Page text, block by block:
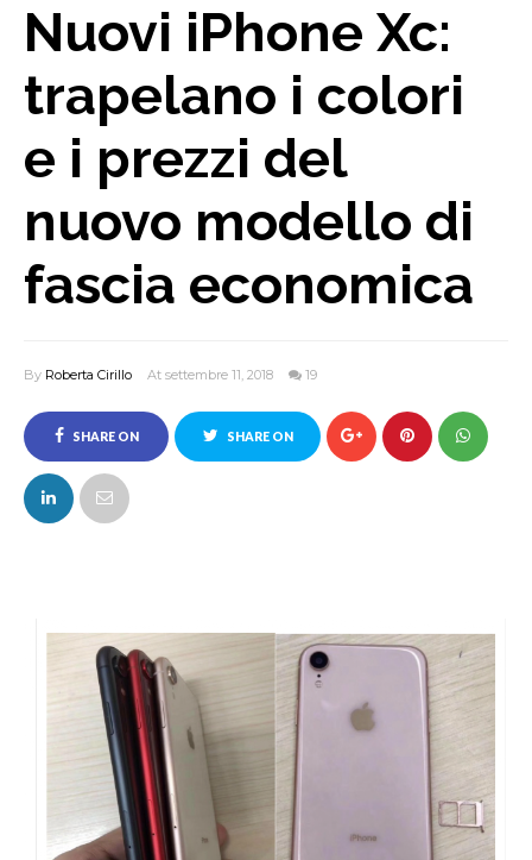
Nuovi iPhone Xc:
trapelano i colori
e i prezzi del
nuovo modello di
fascia economica
By Roberta Cirillo At settembre 11, 2018 19
SHARE ON
FACEBOOK
SHARE ON